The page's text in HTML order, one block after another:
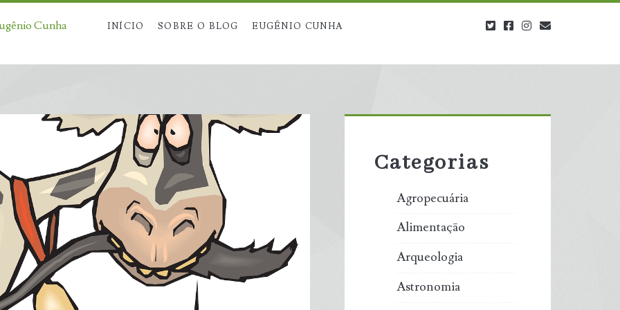
Cunha INÍCIO SOBRE O BLOG EUGÊNIO CUNHA twitterfacebookinstagram
Sidebar
Categorias
Agropecuária
Alimentação
Arqueologia
Astronomia